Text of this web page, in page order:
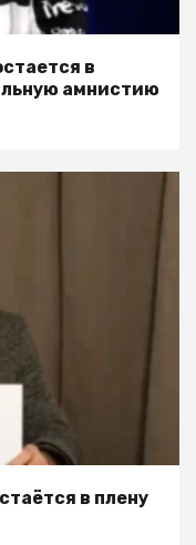
в
амнистию
в плену